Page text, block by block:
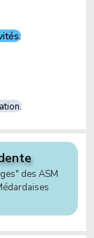
des ASM